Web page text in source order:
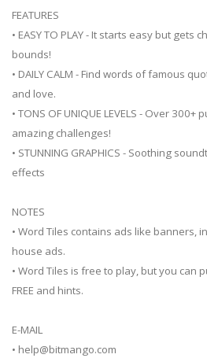
FEATURES
• EASY TO PLAY - It starts easy but gets
bounds!
• DAILY CALM - Find words of famous
and love.
• TONS OF UNIQUE LEVELS - Over
amazing challenges!
• STUNNING GRAPHICS - Soothing
effects
NOTES
• Word Tiles contains ads like banners,
house ads.
• Word Tiles is free to play, but you can
FREE and hints.
E-MAIL
• help@bitmango.com